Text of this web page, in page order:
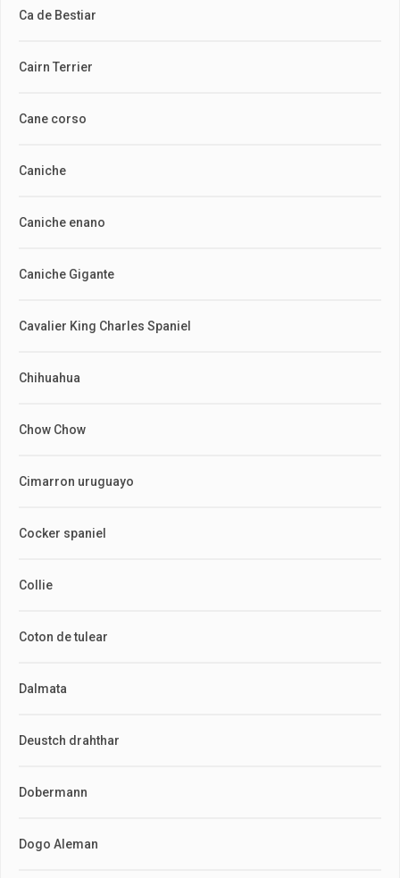
Ca de Bestiar
Cairn Terrier
Cane corso
Caniche
Caniche enano
Caniche Gigante
Cavalier King Charles Spaniel
Chihuahua
Chow Chow
Cimarron uruguayo
Cocker spaniel
Collie
Coton de tulear
Dalmata
Deustch drahthar
Dobermann
Dogo Aleman